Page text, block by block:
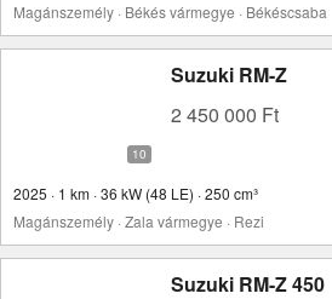
Magánszemély · Békés vármegye · Békéscsaba
Suzuki RM-Z
2 450 000 Ft
2025 · 1 km · 36 kW (48 LE) · 250 cm³
Magánszemély · Zala vármegye · Rezi
Suzuki RM-Z 450